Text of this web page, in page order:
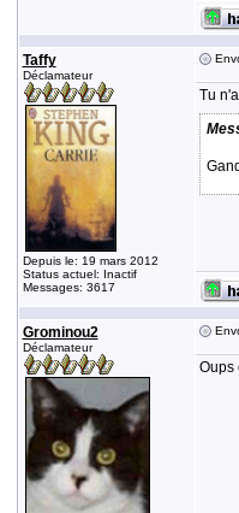
Taffy
Déclamateur
Depuis le: 19 mars 2012
Status actuel: Inactif
Messages: 3617
Tu
Grominou2
Déclamateur
Oups